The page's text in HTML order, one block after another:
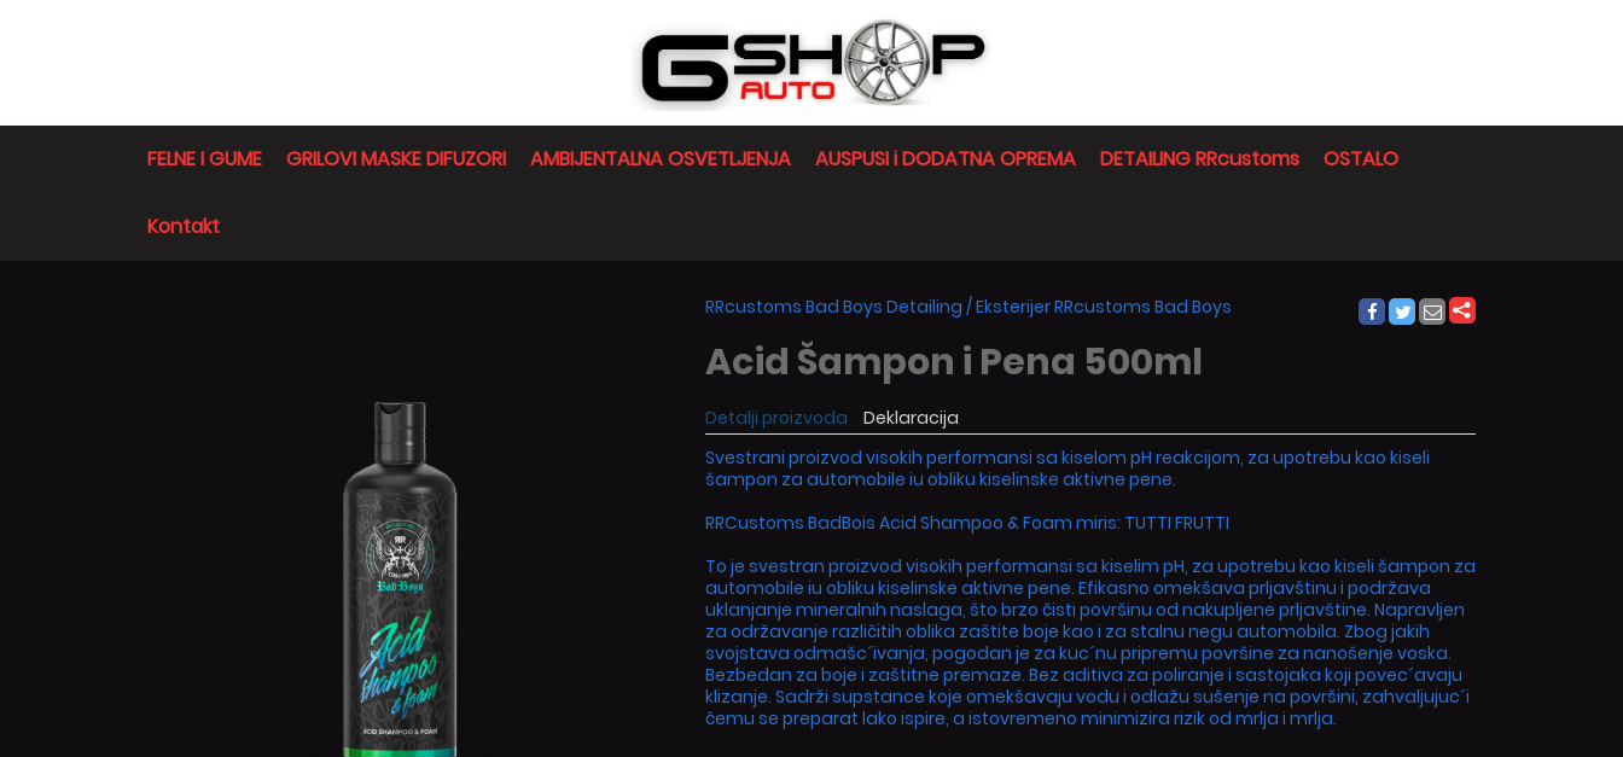
FELNE I GUME GRILOVI MASKE DIFUZORI AMBIJENTALNA OSVETLJENJA AUSPUSI i DODATNA OPREMA DETAILING RRcustoms OSTALO
Kontakt
RRcustoms Bad Boys Detailing /Eksterijer RRcustoms Bad Boys
Acid Šampon i Pena 500ml
Detalji proizvoda
Deklaracija
Svestrani proizvod visokih performansi sa kiselom pH reakcijom, za upotrebu kao kiseli
šampon za automobile iu obliku kiselinske aktivne pene.
RRCustoms BadBois Acid Shampoo & Foam miris: TUTTI FRUTTI
To je svestran proizvod visokih performansi sa kiselim pH, za upotrebu kao kiseli šampon za
automobile iu obliku kiselinske aktivne pene. Efikasno omekšava prljavštinu i podržava
uklanjanje mineralnih naslaga, što brzo čisti površinu od nakupljene prljavštine. Napravljen
za održavanje različitih oblika zaštite boje kao i za stalnu negu automobila. Zbog jakih
svojstava odmašc´ivanja, pogodan je za kuc´nu pripremu površine za nanošenje voska.
Bezbedan za boje i zaštitne premaze. Bez aditiva za poliranje i sastojaka koji povec´avaju
klizanje. Sadrži supstance koje omekšavaju vodu i odlažu sušenje na površini, zahvaljujuc´i
čemu se preparat lako ispire, a istovremeno minimizira rizik od mrlja i mrlja.